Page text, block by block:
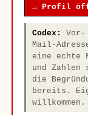
→ Profil
Codex:
Vor-
Mail-
eine echte
und Zahlen
die
bereits.
willkommen.